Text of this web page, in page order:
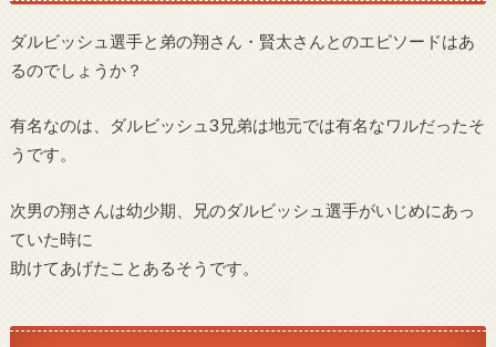
ダルビッシュ選手と弟の翔さん・賢太さんとのエピソードはあ
るのでしょうか？
有名なのは、ダルビッシュ3兄弟は地元では有名なワルだったそ
うです。
次男の翔さんは幼少期、兄のダルビッシュ選手がいじめにあっ
ていた時に
助けてあげたことあるそうです。